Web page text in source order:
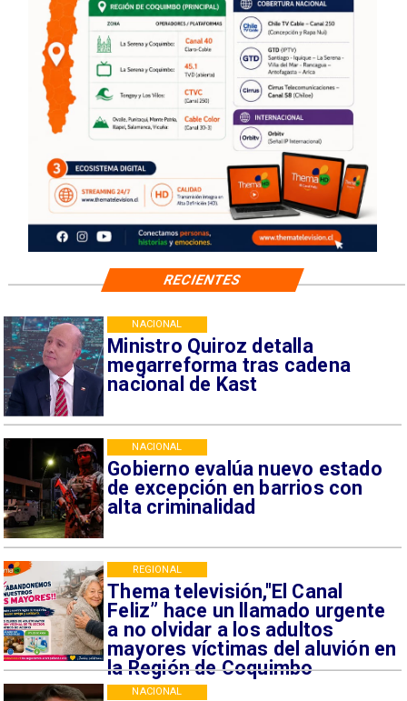
Ministro Quiroz detalla
megarreforma tras cadena
nacional de Kast
NACIONAL
Gobierno evalúa nuevo estado
de excepción en barrios con
alta criminalidad
NACIONAL
Thema televisión,"El Canal
Feliz” hace un llamado urgente
a no olvidar a los adultos
mayores víctimas del aluvión en
la Región de Coquimbo
REGIONAL
NACIONAL
RECIENTES